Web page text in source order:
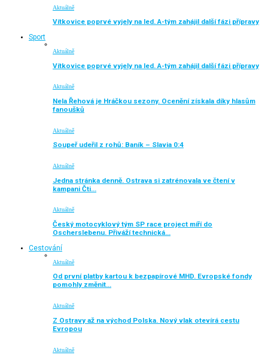
Aktuálně
Vítkovice poprvé vyjely na led. A-tým zahájil další fázi přípravy
Sport
Aktuálně
Vítkovice poprvé vyjely na led. A-tým zahájil další fázi přípravy
Aktuálně
Nela Řehová je Hráčkou sezony. Ocenění získala díky hlasům
fanoušků
Aktuálně
Soupeř udeřil z rohů: Baník – Slavia 0:4
Aktuálně
Jedna stránka denně. Ostrava si zatrénovala ve čtení v
kampani Čti…
Aktuálně
Český motocyklový tým SP race project míří do
Oscherslebenu. Přiváží technická…
Cestování
Aktuálně
Od první platby kartou k bezpapírové MHD. Evropské fondy
pomohly změnit…
Aktuálně
Z Ostravy až na východ Polska. Nový vlak otevírá cestu
Evropou
Aktuálně